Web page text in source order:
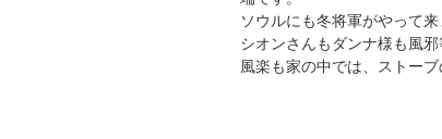
ソウルにも冬将軍がやって来
シオンさんもダンナ様も風
風楽も家の中では、ストー